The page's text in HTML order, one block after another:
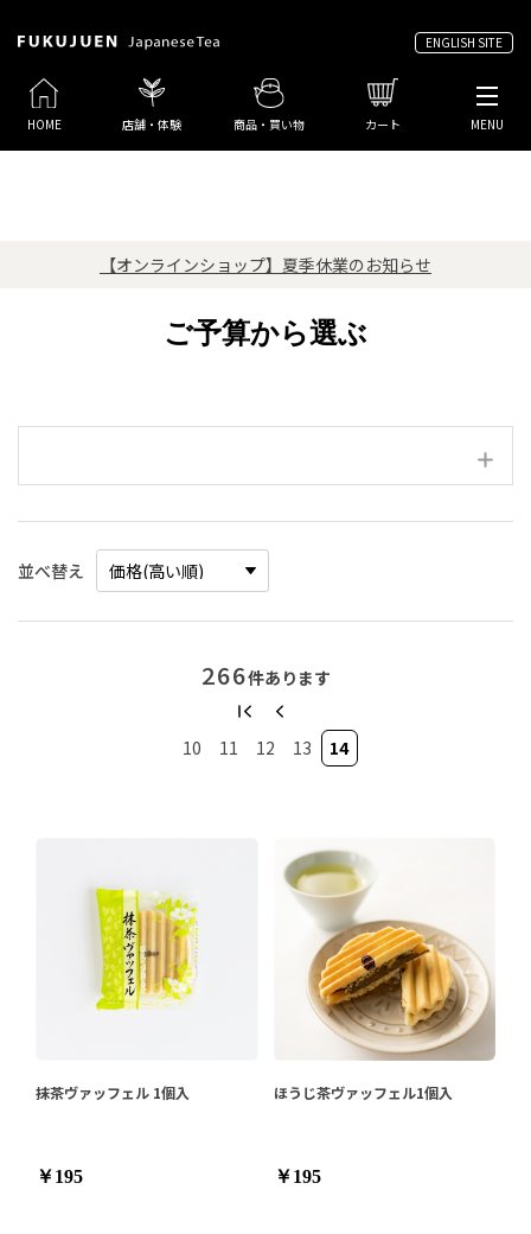
ENGLISH SITE
HOME 店舗・体験 商品・買い物 カート MENU
【オンラインショップ】夏季休業のお知らせ
ご予算から選ぶ
並べ替え
266件あります
10 11 12 13 14
抹茶ヴァッフェル 1個入
￥195
ほうじ茶ヴァッフェル1個入
￥195